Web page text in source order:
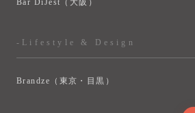
Bar DiJest（大阪）
-Lifestyle & Design
Brandze（東京・目黒）